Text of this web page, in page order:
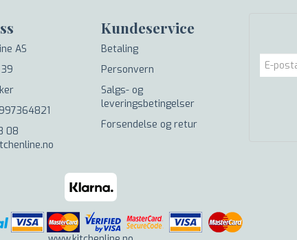
AS
08
Kundeservice
Betaling
Personvern
Salgs- og
leveringsbetingelser
Forsendelse og retur